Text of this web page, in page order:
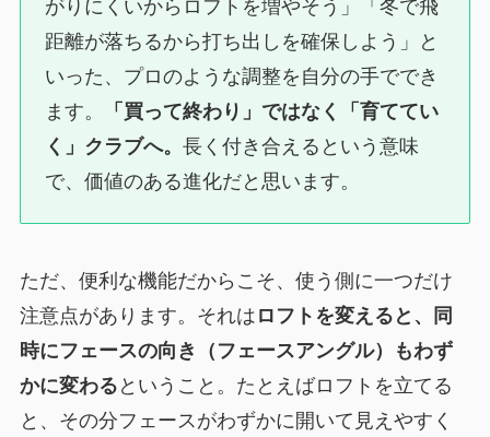
がりにくいからロフトを増やそう」「冬で飛
距離が落ちるから打ち出しを確保しよう」と
いった、プロのような調整を自分の手ででき
ます。
「買って終わり」ではなく「育ててい
く」クラブへ。長く付き合えるという意味
で、価値のある進化だと思います。
ただ、便利な機能だからこそ、使う側に一つだけ
注意点があります。それは ロフトを変えると、同
時にフェースの向き（フェースアングル）もわず
かに変わる ということ。たとえばロフトを立てる
と、その分フェースがわずかに開いて見えやすく